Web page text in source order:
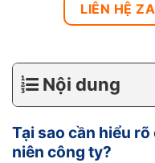
LIÊN HỆ
Nội dung
Tại sao cần hiểu
niên công ty?